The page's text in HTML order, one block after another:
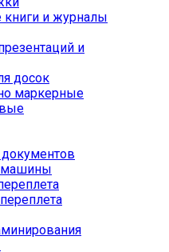
книги и журналы
и
досок
маркерные
машины